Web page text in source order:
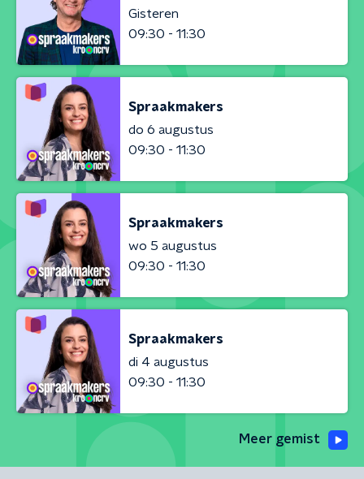
Gisteren
09:30 - 11:30
Spraakmakers
do 6 augustus
09:30 - 11:30
Spraakmakers
wo 5 augustus
09:30 - 11:30
Spraakmakers
di 4 augustus
09:30 - 11:30
Meer gemist